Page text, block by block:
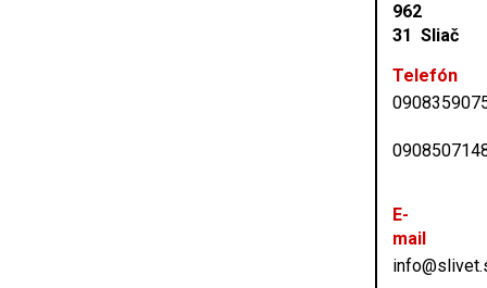
962
31 Sliač
Telefón
E-
mail